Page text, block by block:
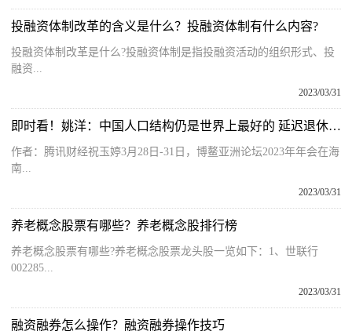
投融资体制改革的含义是什么？投融资体制有什么内容?
投融资体制改革是什么?投融资体制是指投融资活动的组织形式、投
融资...
2023/03/31
即时看！姚洋：中国人口结构仍是世界上最好的 延迟退休应尽快推进
作者：腾讯财经祝玉婷3月28日-31日，博鳌亚洲论坛2023年年会在海
南...
2023/03/31
养老概念股票有哪些？养老概念股排行榜
养老概念股票有哪些?养老概念股票龙头股一览如下：1、世联行
002285...
2023/03/31
融资融券怎么操作？融资融券操作技巧